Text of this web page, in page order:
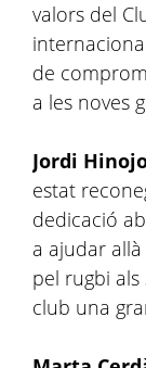
valors del
de
a les noves
Jordi
estat
dedicació
a ajudar
pel rugbi
club una